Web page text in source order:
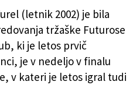
(letnik 2002) je bila
tržaške Futurose
ki je letos prvič
je v nedeljo v finalu
v kateri je letos igral tudi